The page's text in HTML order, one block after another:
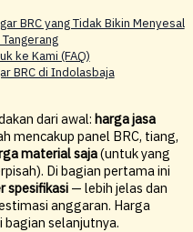
BRC yang Tidak Bikin Menyesal
ke Kami (FAQ)
BRC di Indolasbaja
dari awal: harga jasa
mencakup panel BRC, tiang,
material saja(untuk yang
Di bagian pertama ini
spesifikasi — lebih jelas dan
anggaran. Harga
selanjutnya.